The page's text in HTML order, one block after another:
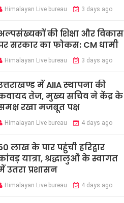
Himalayan Live bureau 3 days ago
की शिक्षा और विकास
सरकार का फोकस: CM धामी
Himalayan Live bureau 3 days ago
में AIIA स्थापना की
तेज, मुख्य सचिव ने केंद्र के
रखा मजबूत पक्ष
Himalayan Live bureau 4 days ago
लाख के पार पहुंची हरिद्वार
यात्रा, श्रद्धालुओं के स्वागत
उतरा प्रशासन
Himalayan Live bureau 4 days ago